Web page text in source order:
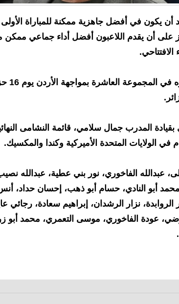
أن يكون في أفضل جاهزية ممكنة للمباراة الأولى
على أن يقدم اللاعبون أفضل أداء جماعي ممكن
الافتتاحي.
ويستهلّ
بقيادة المدرب جمال سلامي، قائمة النشامى
يزيد أبو ليلى، عبدالله الفاخوري، نور بني عطية، عبدالله
أبو النادي، حسام أبو ذهب، إحسان حداد،
نزار الرشدان، إبراهيم سعادة، رجائي
عودة الفاخوري، موسى التعمري، محمد أبو